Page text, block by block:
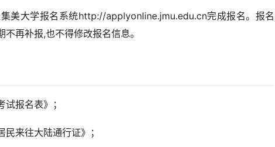
美大学报名系统http://applyonline.jmu.edu.cn完成报名。报名
再补报,也不得修改报名信息。
报名表》；
民来往大陆通行证》；